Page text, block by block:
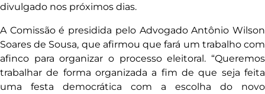
divulgado nos próximos dias.
A Comissão é presidida pelo Advogado Antônio Wilson
Soares de Sousa, que afirmou que fará um trabalho com
afinco para organizar o processo eleitoral. “Queremos
trabalhar de forma organizada a fim de que seja feita
uma festa democrática com a escolha do novo